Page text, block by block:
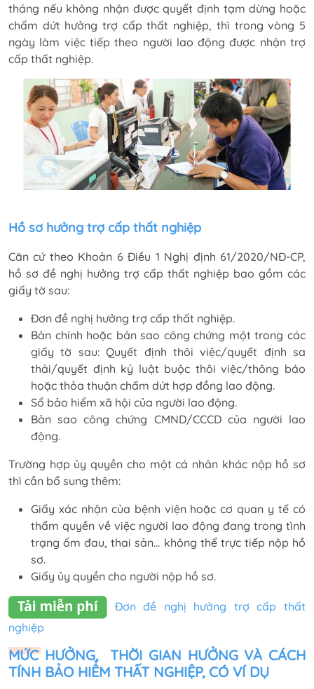
tháng nếu không nhận được quyết định tạm dừng hoặc
chấm dứt hưởng trợ cấp thất nghiệp, thì trong vòng 5
ngày làm việc tiếp theo người lao động được nhận trợ
cấp thất nghiệp.
Hồ sơ hưởng trợ cấp thất nghiệp
Căn cứ theo Khoản 6 Điều 1 Nghị định 61/2020/NĐ-CP,
hồ sơ đề nghị hưởng trợ cấp thất nghiệp bao gồm các
giấy tờ sau:
Đơn đề nghị hưởng trợ cấp thất nghiệp.
Bản chính hoặc bản sao công chứng một trong các
giấy tờ sau: Quyết định thôi việc/quyết định sa
thải/quyết định kỷ luật buộc thôi việc/thông báo
hoặc thỏa thuận chấm dứt hợp đồng lao động.
Sổ bảo hiểm xã hội của người lao động.
Bản sao công chứng CMND/CCCD của người lao
động.
Trường hợp ủy quyền cho một cá nhân khác nộp hồ sơ
thì cần bổ sung thêm:
Giấy xác nhận của bệnh viện hoặc cơ quan y tế có
thẩm quyền về việc người lao động đang trong tình
trạng ốm đau, thai sản… không thể trực tiếp nộp hồ
sơ.
Giấy ủy quyền cho người nộp hồ sơ.
Đơn đề nghị hưởng trợ cấp thất
nghiệp
MỨC HƯỞNG, THỜI GIAN HƯỞNG VÀ CÁCH
TÍNH BẢO HIỂM THẤT NGHIỆP, CÓ VÍ DỤ